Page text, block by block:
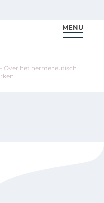
MENU
Over het hermeneutisch